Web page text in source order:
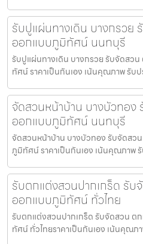
รับปูแผ่นทางเดิน บางกรวย
ออกแบบภูมิทัศน์ นนทบุรี
รับปูแผ่นทางเดิน บางกรวย รับจัดสว
ทัศน์ ราคาเป็นกันเอง เน้นคุณภาพ รับ
จัดสวนหน้าบ้าน บางบัวทอง
ออกแบบภูมิทัศน์ นนทบุรี
จัดสวนหน้าบ้าน บางบัวทอง รับจัดส
ภูมิทัศน์ ราคาเป็นกันเอง เน้นคุณภาพ
รับตกแต่งสวนปากเกร็ด รับ
ออกแบบภูมิทัศน์ ทั่วไทย
รับตกแต่งสวนปากเกร็ด รับจัดสวน
ทัศน์ ทั่วไทยราคาเป็นกันเอง เน้นคุณภ